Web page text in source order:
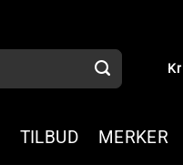
Kr
TILBUD MERKER